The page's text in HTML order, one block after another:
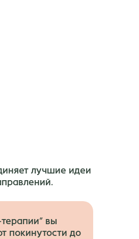
лучшие идеи
вы
покинутости до